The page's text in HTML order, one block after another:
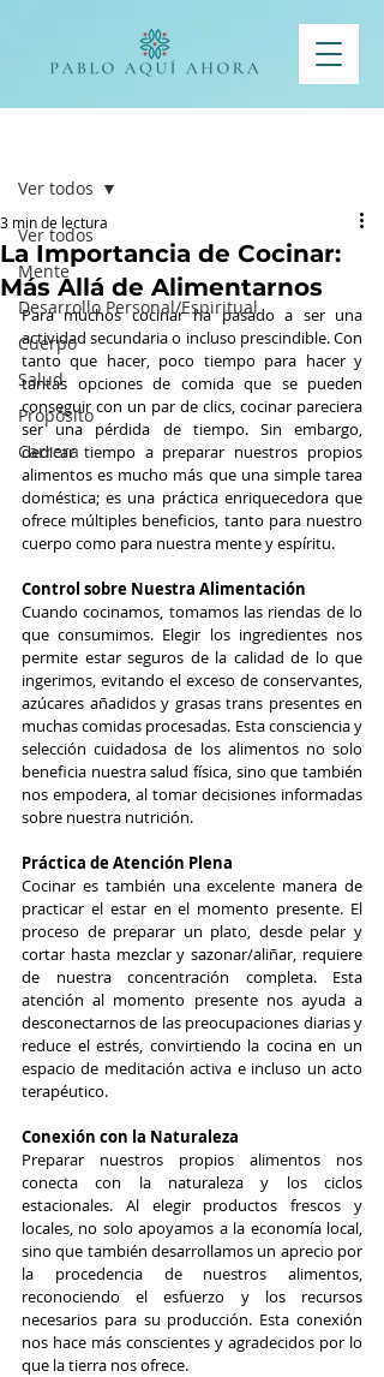
Ver todos
Mente
Desarrollo Personal/Espiritual
Cuerpo
Salud
Propósito
Carrera
Ver todos
La Importancia de Cocinar:
Más Allá de Alimentarnos
3 min de lectura
Para muchos cocinar ha pasado a ser una
actividad secundaria o incluso prescindible. Con
tanto que hacer, poco tiempo para hacer y
tantas opciones de comida que se pueden
conseguir con un par de clics, cocinar pareciera
ser una pérdida de tiempo. Sin embargo,
dedicar tiempo a preparar nuestros propios
alimentos es mucho más que una simple tarea
doméstica; es una práctica enriquecedora que
ofrece múltiples beneficios, tanto para nuestro
cuerpo como para nuestra mente y espíritu.
Control sobre Nuestra Alimentación
Cuando cocinamos, tomamos las riendas de lo
que consumimos. Elegir los ingredientes nos
permite estar seguros de la calidad de lo que
ingerimos, evitando el exceso de conservantes,
azúcares añadidos y grasas trans presentes en
muchas comidas procesadas. Esta consciencia y
selección cuidadosa de los alimentos no solo
beneficia nuestra salud física, sino que también
nos empodera, al tomar decisiones informadas
sobre nuestra nutrición.
Práctica de Atención Plena
Cocinar es también una excelente manera de
practicar el estar en el momento presente. El
proceso de preparar un plato, desde pelar y
cortar hasta mezclar y sazonar/aliñar, requiere
de nuestra concentración completa. Esta
atención al momento presente nos ayuda a
desconectarnos de las preocupaciones diarias y
reduce el estrés, convirtiendo la cocina en un
espacio de meditación activa e incluso un acto
terapéutico.
Conexión con la Naturaleza
Preparar nuestros propios alimentos nos
conecta con la naturaleza y los ciclos
estacionales. Al elegir productos frescos y
locales, no solo apoyamos a la economía local,
sino que también desarrollamos un aprecio por
la procedencia de nuestros alimentos,
reconociendo el esfuerzo y los recursos
necesarios para su producción. Esta conexión
nos hace más conscientes y agradecidos por lo
que la tierra nos ofrece.